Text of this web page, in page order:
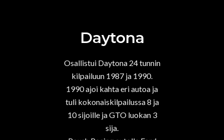
Daytona
Osallistui Daytona 24 tunnin
kilpailuun 1987 ja 1990.
1990 ajoi kahta eri autoa ja
tuli kokonaiskilpailussa 8 ja
10 sijoille ja GTO luokan 3
sija.